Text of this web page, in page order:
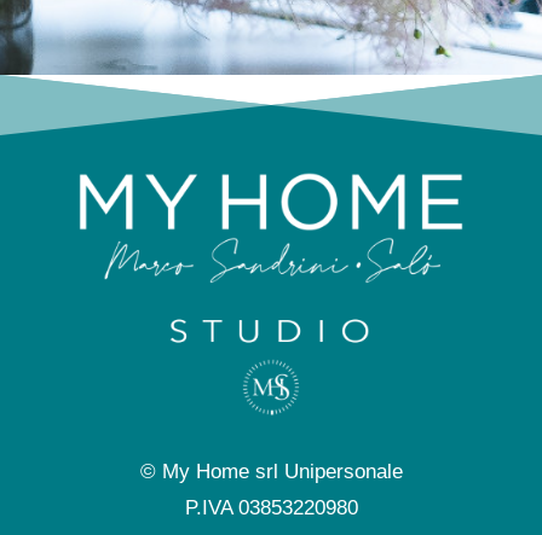
© My Home srl Unipersonale
P.IVA 03853220980